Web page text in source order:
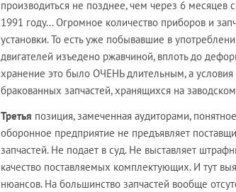
производиться не позднее, чем через 6
1991 году... Огромное количество приборов и
установки. То есть уже побывавшие в
двигателей изъедено ржавчиной, вплоть до
хранение это было ОЧЕНЬ длительным, а
бракованных запчастей, хранящихся на
Третья позиция, замеченная аудиторами,
оборонное предприятие не предъявляет
запчастей. Не подает в суд. Не выставляет
качество поставляемых комплектующих. И тут
нюансов. На большинство запчастей вообще